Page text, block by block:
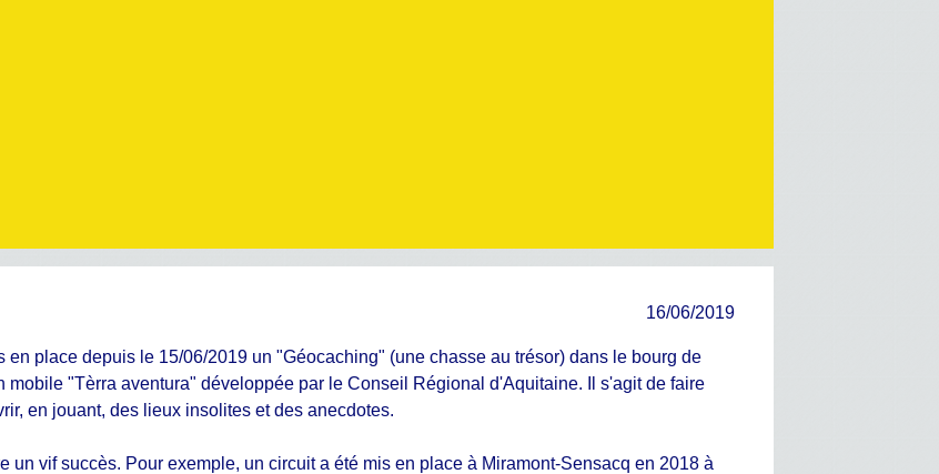
16/06/2019
en place depuis le 15/06/2019 un "Géocaching" (une chasse au trésor) dans le bourg de
"Tèrra aventura" développée par le Conseil Régional d'Aquitaine. Il s'agit de faire
en jouant, des lieux insolites et des anecdotes.
un vif succès. Pour exemple, un circuit a été mis en place à Miramont-Sensacq en 2018 à